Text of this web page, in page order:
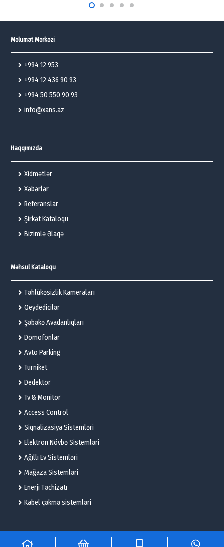
Məlumat Mərkəzi
+994 12 953
+994 12 436 90 93
+994 50 550 90 93
info@xans.az
Haqqımızda
Xidmətlər
Xəbərlər
Referanslar
Şirkət Kataloqu
Bizimlə Əlaqə
Məhsul Kataloqu
Təhlükəsizlik Kameraları
Qeydedicilər
Şəbəkə Avadanlıqları
Domofonlar
Avto Parking
Turniket
Dedektor
Tv & Monitor
Access Control
Siqnalizasiya Sistemləri
Elektron Növbə Sistemləri
Ağıllı Ev Sistemləri
Mağaza Sistemləri
Enerji Təchizatı
Kabel çəkmə sistemləri
© 2025 – Flame Technologies